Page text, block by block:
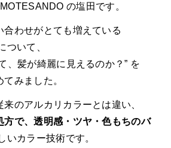
の塩田です。
合わせがとても増えている
ついて、
、髪が綺麗に見えるのか？” を
みました。
のアルカリカラーとは違い、
方で、透明感・ツヤ・色もちのバ
いカラー技術です。